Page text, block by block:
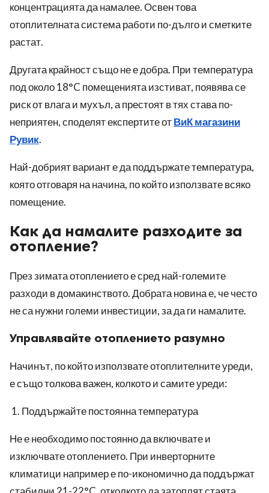
концентрацията да намалее. Освен това
отоплителната система работи по-дълго и сметките
растат.
Другата крайност също не е добра. При температура
под около 18°C помещенията изстиват, появява се
риск от влага и мухъл, а престоят в тях става по-
неприятен, споделят експертите отВиК магазини
Рувик.
Най-добрият вариант е да поддържате температура,
която отговаря на начина, по който използвате всяко
помещение.
Как да намалите разходите за
отопление?
През зимата отоплението е сред най-големите
разходи в домакинството. Добрата новина е, че често
не са нужни големи инвестиции, за да ги намалите.
Управлявайте отоплението разумно
Начинът, по който използвате отоплителните уреди,
е също толкова важен, колкото и самите уреди:
Поддържайте постоянна температура
Не е необходимо постоянно да включвате и
изключвате отоплението. При инверторните
климатици например е по-икономично да поддържат